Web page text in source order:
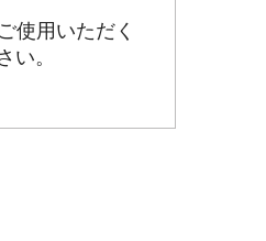
使用いただく
い。